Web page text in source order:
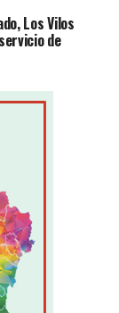
Los Vilos
de